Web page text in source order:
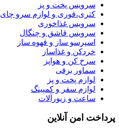
سرویس پخت و پز
کتری،قوری و لوازم سرو چای
سرویس غذاخوری
سرویس قاشق و چنگال
اسپرسو ساز و قهوه ساز
خردکن و غذاساز
سرخ کن و هواپز
سماور برقی
لوازم پخت و پز
لوازم سفر و کمپینگ
ساعت و زیورآلات
پرداخت امن آنلاین